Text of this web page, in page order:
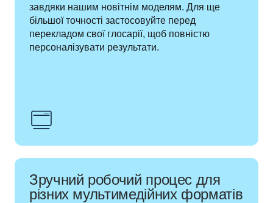
завдяки нашим новітнім моделям. Для ще
більшої точності застосовуйте перед
перекладом свої глосарії, щоб повністю
персоналізувати результати.
Зручний робочий процес для
різних мультимедійних форматів